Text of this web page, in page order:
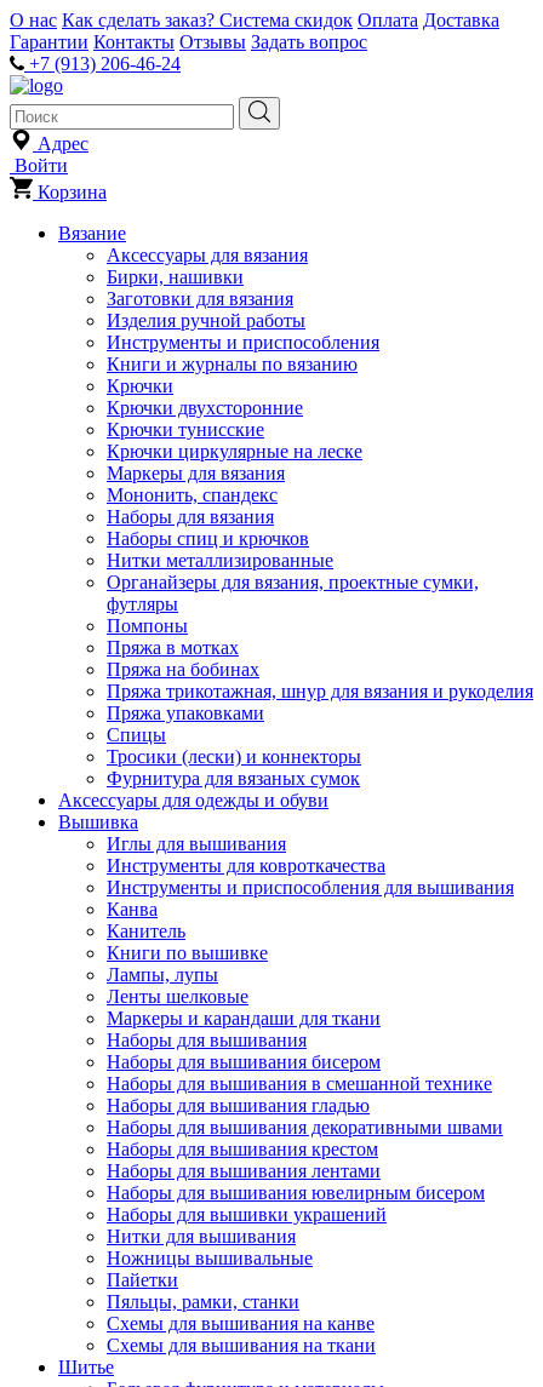
О нас Как сделать заказ? Система скидок Оплата Доставка
Гарантии Контакты Отзывы Задать вопрос
+7 (913) 206-46-24
Адрес
Войти
Корзина
Вязание
Аксессуары для вязания
Бирки, нашивки
Заготовки для вязания
Изделия ручной работы
Инструменты и приспособления
Книги и журналы по вязанию
Крючки
Крючки двухсторонние
Крючки тунисские
Крючки циркулярные на леске
Маркеры для вязания
Мононить, спандекс
Наборы для вязания
Наборы спиц и крючков
Нитки металлизированные
Органайзеры для вязания, проектные сумки,
футляры
Помпоны
Пряжа в мотках
Пряжа на бобинах
Пряжа трикотажная, шнур для вязания и рукоделия
Пряжа упаковками
Спицы
Тросики (лески) и коннекторы
Фурнитура для вязаных сумок
Аксессуары для одежды и обуви
Вышивка
Иглы для вышивания
Инструменты для ковроткачества
Инструменты и приспособления для вышивания
Канва
Канитель
Книги по вышивке
Лампы, лупы
Ленты шелковые
Маркеры и карандаши для ткани
Наборы для вышивания
Наборы для вышивания бисером
Наборы для вышивания в смешанной технике
Наборы для вышивания гладью
Наборы для вышивания декоративными швами
Наборы для вышивания крестом
Наборы для вышивания лентами
Наборы для вышивания ювелирным бисером
Наборы для вышивки украшений
Нитки для вышивания
Ножницы вышивальные
Пайетки
Пяльцы, рамки, станки
Схемы для вышивания на канве
Схемы для вышивания на ткани
Шитье